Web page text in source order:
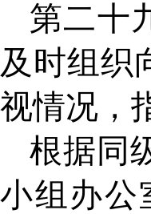
第二十
及时组织
视情况，
根据同
小组办公